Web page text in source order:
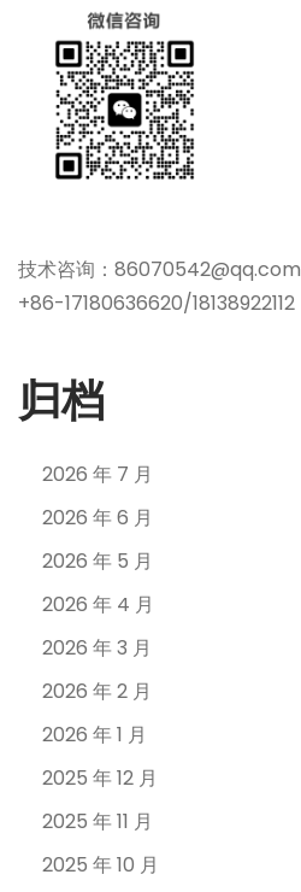
技术咨询：86070542@qq.com
+86-17180636620/18138922112
归档
2026 年 7 月
2026 年 6 月
2026 年 5 月
2026 年 4 月
2026 年 3 月
2026 年 2 月
2026 年 1 月
2025 年 12 月
2025 年 11 月
2025 年 10 月